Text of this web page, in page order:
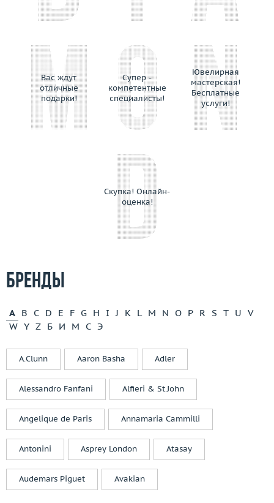
Вас ждут
отличные
подарки!
Супер -
компетентные
специалисты!
Ювелирная
мастерская!
Бесплатные
услуги!
Скупка! Онлайн-
оценка!
Бренды
A B C D E F G H I J K L M N O P R S T U V
W Y Z Б И М С Э
A.Clunn Aaron Basha Adler
Alessandro Fanfani Alfieri & St.John
Angelique de Paris Annamaria Cammilli
Antonini Asprey London Atasay
Audemars Piguet Avakian